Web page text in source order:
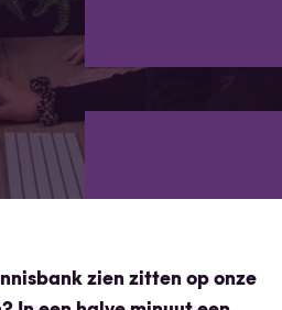
zien zitten op onze